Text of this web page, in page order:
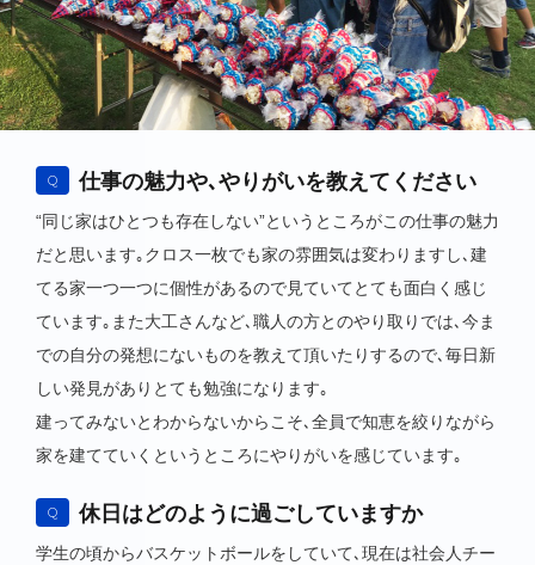
Q 仕事の魅力や､やりがいを教えてください
“同じ家はひとつも存在しない”というところがこの仕事の魅力
だと思います｡クロス一枚でも家の雰囲気は変わりますし､建
てる家一つ一つに個性があるので見ていてとても面白く感じ
ています｡また大工さんなど､職人の方とのやり取りでは､今ま
での自分の発想にないものを教えて頂いたりするので､毎日新
しい発見がありとても勉強になります｡
建ってみないとわからないからこそ､全員で知恵を絞りながら
家を建てていくというところにやりがいを感じています｡
Q 休日はどのように過ごしていますか
学生の頃からバスケットボールをしていて､現在は社会人チー